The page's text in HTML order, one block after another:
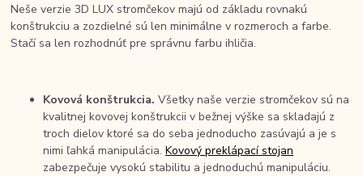
Neše verzie 3D LUX stromčekov majú od základu rovnakú
konštrukciu a zozdielné sú len minimálne v rozmeroch a farbe.
Stačí sa len rozhodnúť pre správnu farbu ihličia.
Kovová konštrukcia.Všetky naše verzie stromčekov sú na
kvalitnej kovovej konštrukcii v bežnej výške sa skladajú z
troch dielov ktoré sa do seba jednoducho zasúvajú a je s
nimi ľahká manipulácia.Kovový preklápací stojan
zabezpečuje vysokú stabilitu a jednoduchú manipuláciu.